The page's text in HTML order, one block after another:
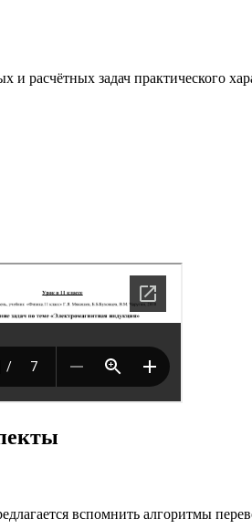
задач практического
вспомнить алгоритмы